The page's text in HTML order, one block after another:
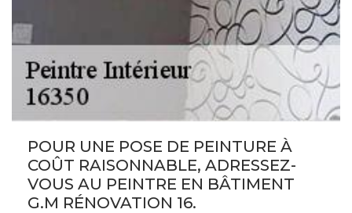
POUR UNE POSE DE PEINTURE À
COÛT RAISONNABLE, ADRESSEZ-
VOUS AU PEINTRE EN BÂTIMENT
G.M RÉNOVATION 16.